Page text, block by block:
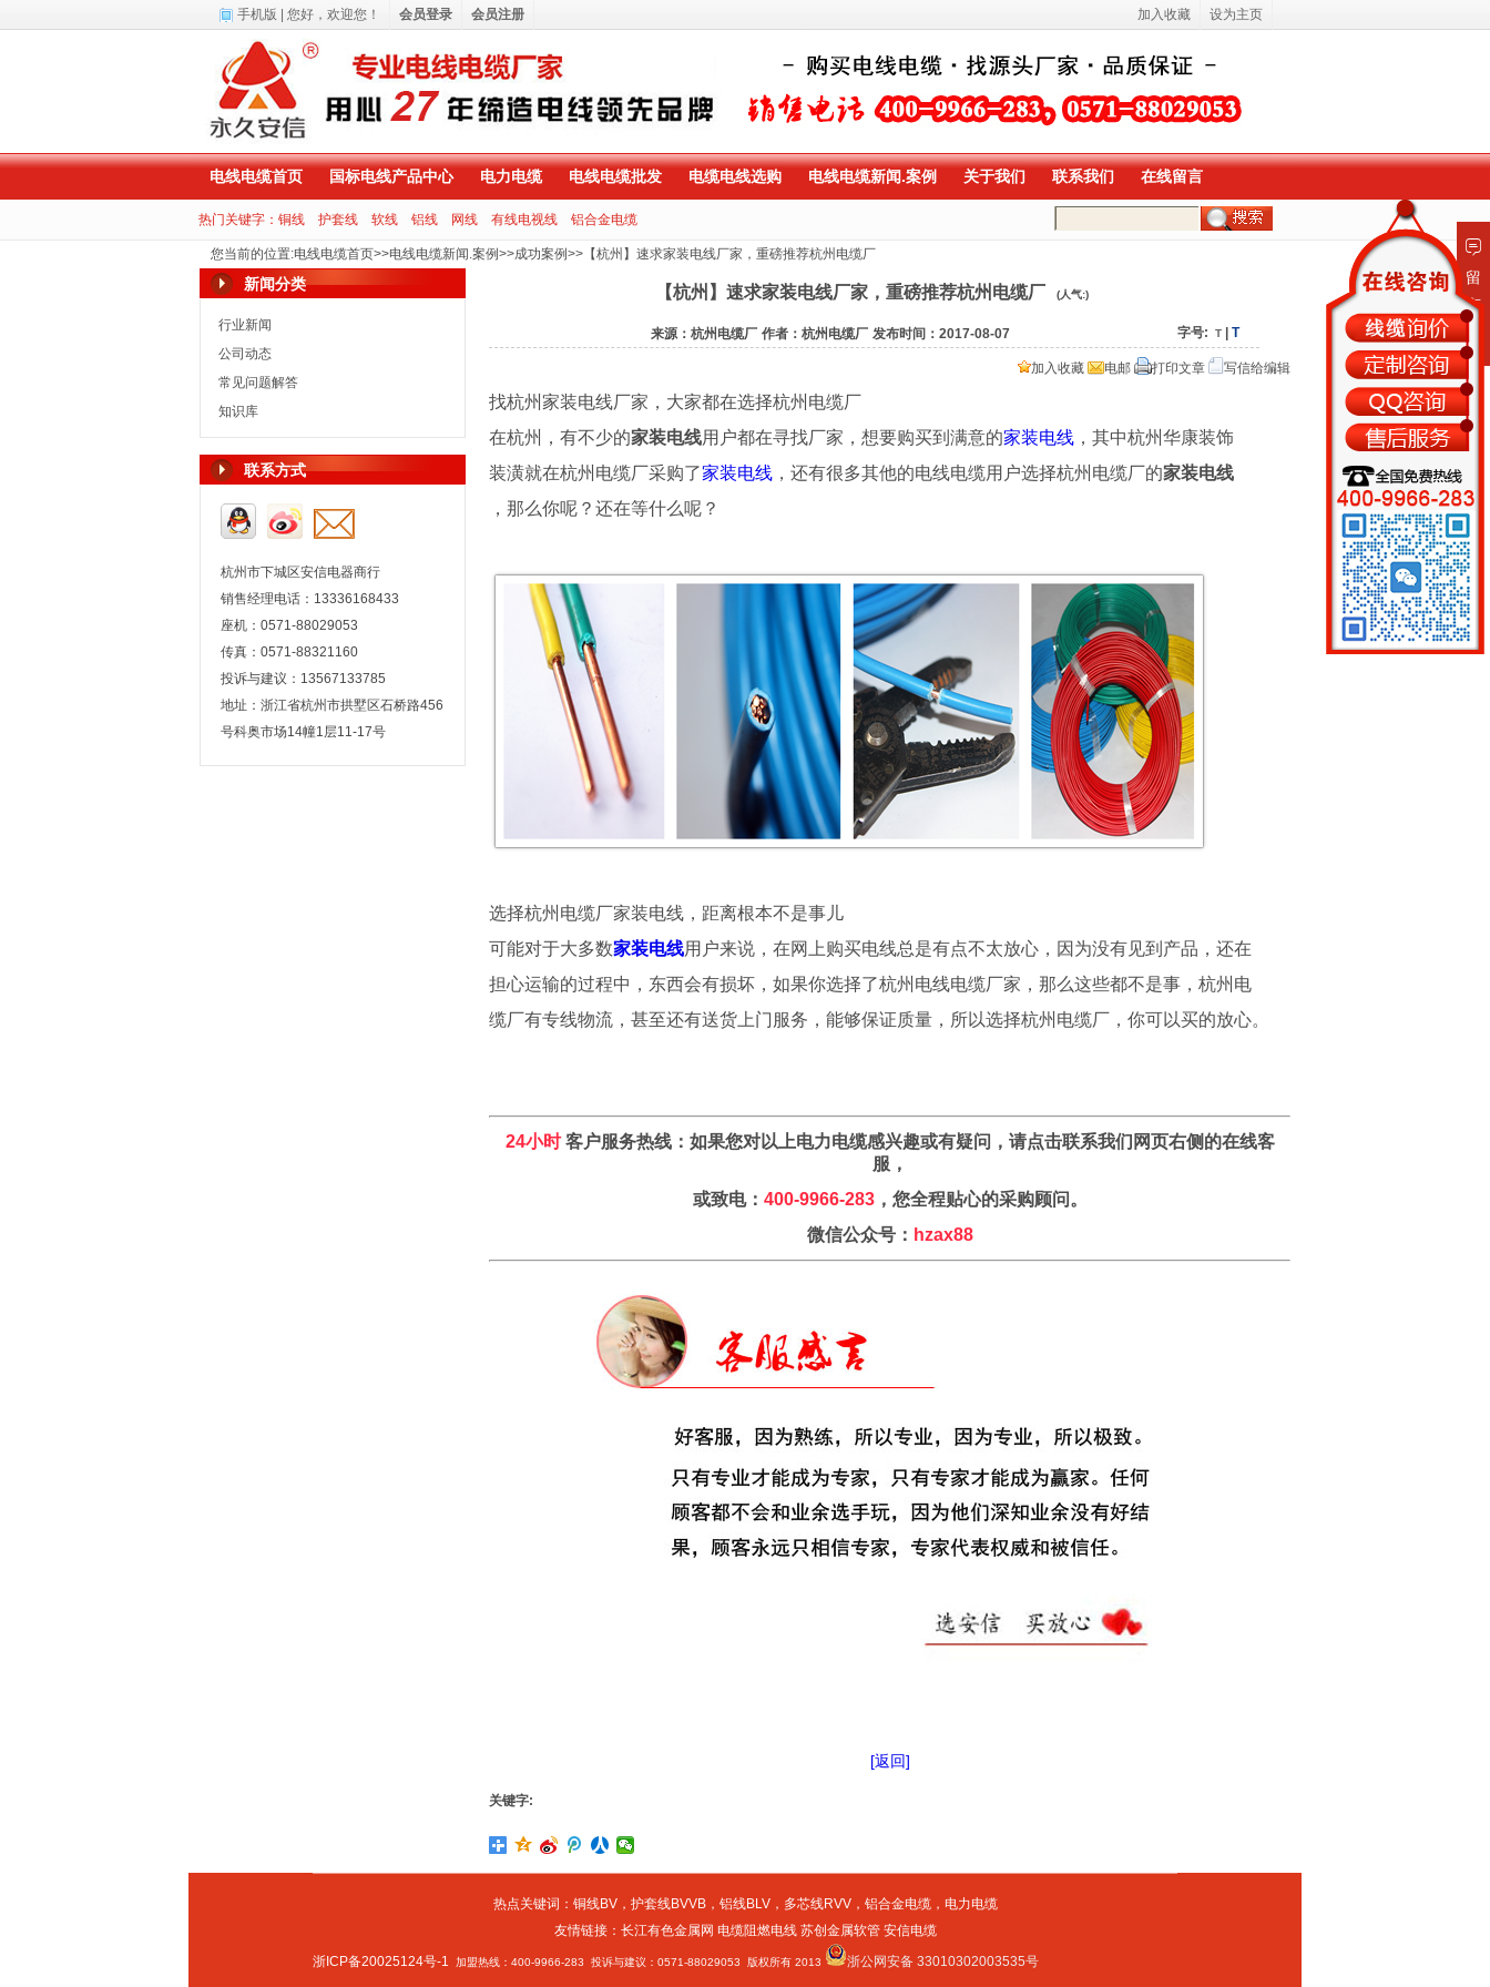
电线电缆首页 国标电线产品中心 电力电缆 电线电缆批发 电缆电线选购 电线电缆新闻.案例 关于我们 联系我们 在线留言
热门关键字： 铜线 护套线 软线 铝线 网线 有线电视线 铝合金电缆
您当前的位置:电线电缆首页>>电线电缆新闻.案例>>成功案例>> 【杭州】速求家装电线厂家，重磅推荐杭州电缆厂
新闻分类
行业新闻
公司动态
常见问题解答
知识库
联系方式
杭州市下城区安信电器商行
销售经理电话：13336168433
座机：0571-88029053
传真：0571-88321160
投诉与建议：13567133785
地址：浙江省杭州市拱墅区石桥路456
号科奥市场14幢1层11-17号
【杭州】速求家装电线厂家，重磅推荐杭州电缆厂 (人气:)
来源：杭州电缆厂 作者：杭州电缆厂 发布时间：2017-08-07 字号: T T
加入收藏 电邮 打印文章 写信给编辑
找杭州家装电线厂家，大家都在选择杭州电缆厂
在杭州，有不少的家装电线用户都在寻找厂家，想要购买到满意的家装电线 ，其中杭州华康装饰
装潢就在杭州电缆厂采购了家装电线 ，还有很多其他的电线电缆用户选择杭州电缆厂的家装电线
，那么你呢？还在等什么呢？
选择杭州电缆厂家装电线，距离根本不是事儿
可能对于大多数家装电线用户来说，在网上购买电线总是有点不太放心，因为没有见到产品，还在
担心运输的过程中，东西会有损坏，如果你选择了杭州电线电缆厂家，那么这些都不是事，杭州电
缆厂有专线物流，甚至还有送货上门服务，能够保证质量，所以选择杭州电缆厂，你可以买的放心。
24小时客户服务热线：如果您对以上电力电缆感兴趣或有疑问，请点击联系我们网页右侧的在线客
服，
或致电： 400-9966-283，您全程贴心的采购顾问。
微信公众号： hzax88
[返回]
关键字:
热点关键词： 铜线BV， 护套线BVVB， 铝线BLV， 多芯线RVV， 铝合金电缆， 电力电缆
友情链接： 长江有色金属网 电缆阻燃电线 苏创金属软管 安信电缆
浙ICP备20025124号-1 加盟热线：400-9966-283 投诉与建议：0571-88029053 版权所有 2013 浙公网安备 33010302003535号
手机版 | 您好， 欢迎您！ 会员登录 会员注册 加入收藏 设为主页
留
言